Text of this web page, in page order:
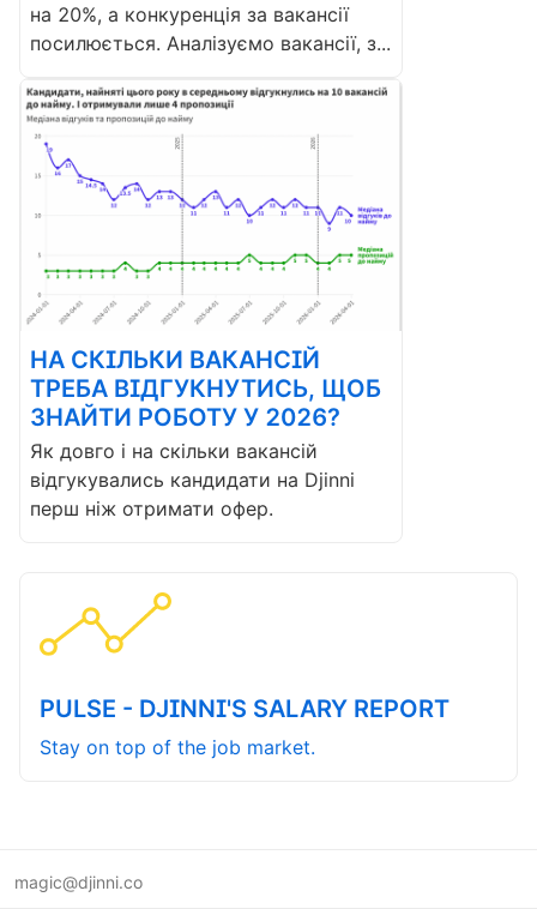
на 20%, а конкуренція за вакансії
посилюється. Аналізуємо вакансії, з...
НА СКІЛЬКИ ВАКАНСІЙ
ТРЕБА ВІДГУКНУТИСЬ, ЩОБ
ЗНАЙТИ РОБОТУ У 2026?
Як довго і на скільки вакансій
відгукувались кандидати на Djinni
перш ніж отримати офер.
PULSE - DJINNI'S SALARY REPORT
Stay on top of the job market.
magic@djinni.co